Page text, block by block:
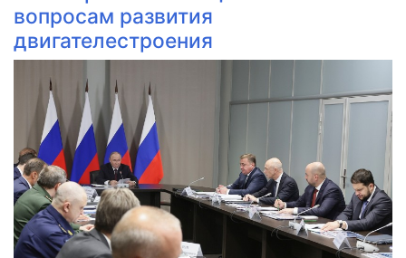
вопросам развития
двигателестроения